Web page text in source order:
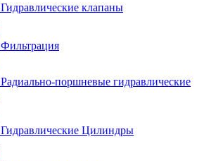
Гидравлические клапаны
Фильтрация
Радиально-поршневые гидравлические
Гидравлические Цилиндры